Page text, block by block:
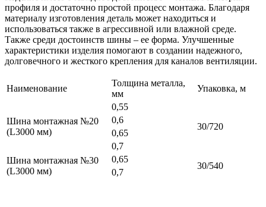
профиля и достаточно простой процесс монтажа. Благодаря
материалу изготовления деталь может находиться и
использоваться также в агрессивной или влажной среде.
Также среди достоинств шины – ее форма. Улучшенные
характеристики изделия помогают в создании надежного,
долговечного и жесткого крепления для каналов вентиляции.
Наименование
Толщина металла,
мм
Упаковка, м
Шина монтажная №20
(L3000 мм)
0,55
30/720
0,6
0,65
0,7
Шина монтажная №30
(L3000 мм)
0,65
30/540
0,7